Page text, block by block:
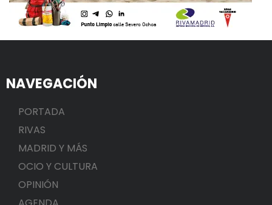
NAVEGACIÓN
PORTADA
RIVAS
MADRID Y MÁS
OCIO Y CULTURA
OPINIÓN